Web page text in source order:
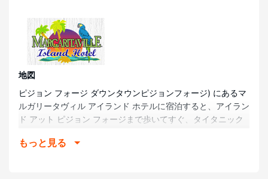
地図
ピジョン フォージ ダウンタウンピジョンフォージ) にあるマ
ルガリータヴィル アイランド ホテルに宿泊すると、アイラン
ド アット ピジョン フォージまで歩いてすぐ、タイタニック
は、ワンダーワークスまで 3.3 km、タンガー アウトレッツ
もっと見る